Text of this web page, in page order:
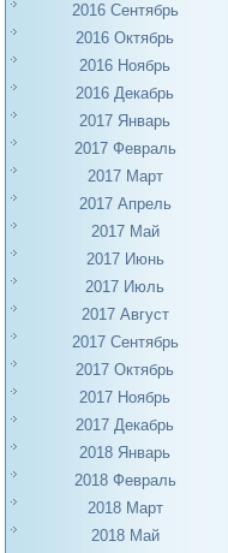
2016 Сентябрь
2016 Октябрь
2016 Ноябрь
2016 Декабрь
2017 Январь
2017 Февраль
2017 Март
2017 Апрель
2017 Май
2017 Июнь
2017 Июль
2017 Август
2017 Сентябрь
2017 Октябрь
2017 Ноябрь
2017 Декабрь
2018 Январь
2018 Февраль
2018 Март
2018 Май